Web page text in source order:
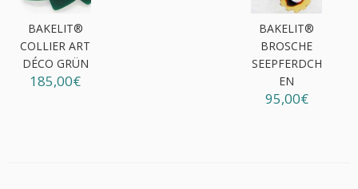
BAKELIT®
COLLIER ART
DÉCO GRÜN
185,00€
BAKELIT®
BROSCHE
SEEPFERDCH
EN
95,00€